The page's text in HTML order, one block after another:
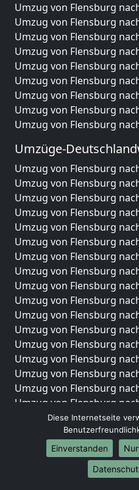
Umzug von Flensburg
Umzug von Flensburg
Umzug von Flensburg
Umzug von Flensburg
Umzug von Flensburg
Umzug von Flensburg
Umzug von Flensburg
Umzug von Flensburg
Umzug von Flensburg
Umzüge-
Umzug von Flensburg
Umzug von Flensburg
Umzug von Flensburg
Umzug von Flensburg
Umzug von Flensburg
Umzug von Flensburg
Umzug von Flensburg
Umzug von Flensburg
Umzug von Flensburg
Umzug von Flensburg
Umzug von Flensburg
Umzug von Flensburg
Umzug von Flensburg
Umzug von Flensburg
Umzug von Flensburg
Umzug von Flensburg
Umzug von Flensburg
Umzug von Flensburg
Umzug von Flensburg
Umzug von Flensburg
Internationale-
Diese Internetseite
Einverstanden